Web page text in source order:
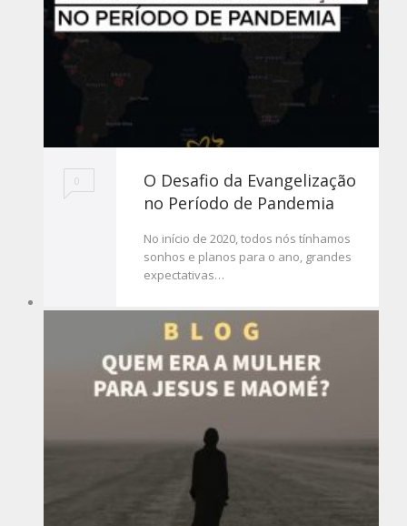
0
O Desafio da Evangelização
no Período de Pandemia
No início de 2020, todos nós tínhamos
sonhos e planos para o ano, grandes
expectativas…